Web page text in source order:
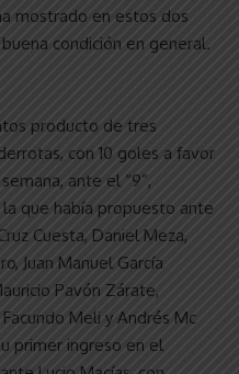
mostrado en estos dos
condición en general.
producto de tres
con 10 goles a favor
ante el “9”,
que había propuesto ante
Cuesta, Daniel Meza,
Juan Manuel García
Pavón Zárate,
Meli y Andrés Mc
primer ingreso en el